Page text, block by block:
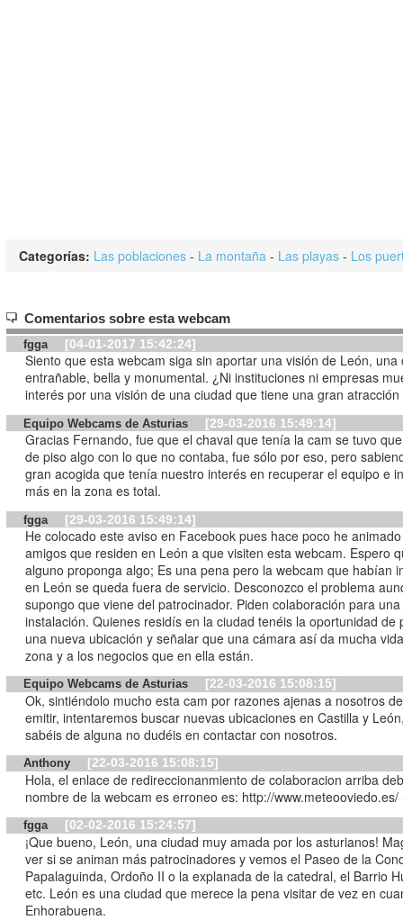
Categorías: Las poblaciones - La montaña - Las playas - Los
Comentarios sobre esta webcam
fgga [04-01-2017 15:42:24]
Siento que esta webcam siga sin aportar una visión de León, una
entrañable, bella y monumental. ¿Ni instituciones ni empresas
interés por una visión de una ciudad que tiene una gran
Equipo Webcams de Asturias [29-03-2016 15:49:14]
Gracias Fernando, fue que el chaval que tenía la cam se tuvo
de piso algo con lo que no contaba, fue sólo por eso, pero
gran acogida que tenía nuestro interés en recuperar el equipo e
más en la zona es total.
fgga [29-03-2016 15:49:14]
He colocado este aviso en Facebook pues hace poco he
amigos que residen en León a que visiten esta webcam. Espero
alguno proponga algo; Es una pena pero la webcam que habían
en León se queda fuera de servicio. Desconozco el problema
supongo que viene del patrocinador. Piden colaboración para
instalación. Quienes residís en la ciudad tenéis la oportunidad de
una nueva ubicación y señalar que una cámara así da mucha
zona y a los negocios que en ella están.
Equipo Webcams de Asturias [22-03-2016 15:08:15]
Ok, sintiéndolo mucho esta cam por razones ajenas a nosotros
emitir, intentaremos buscar nuevas ubicaciones en Castilla y
sabéis de alguna no dudéis en contactar con nosotros.
Anthony [22-03-2016 15:08:15]
Hola, el enlace de redireccionanmiento de colaboracion arriba
nombre de la webcam es erroneo es: http://www.meteooviedo.es/
fgga [02-02-2016 15:24:57]
¡Que bueno, León, una ciudad muy amada por los asturianos!
ver si se animan más patrocinadores y vemos el Paseo de la
Papalaguinda, Ordoño II o la explanada de la catedral, el Barrio
etc. León es una ciudad que merece la pena visitar de vez en
Enhorabuena.